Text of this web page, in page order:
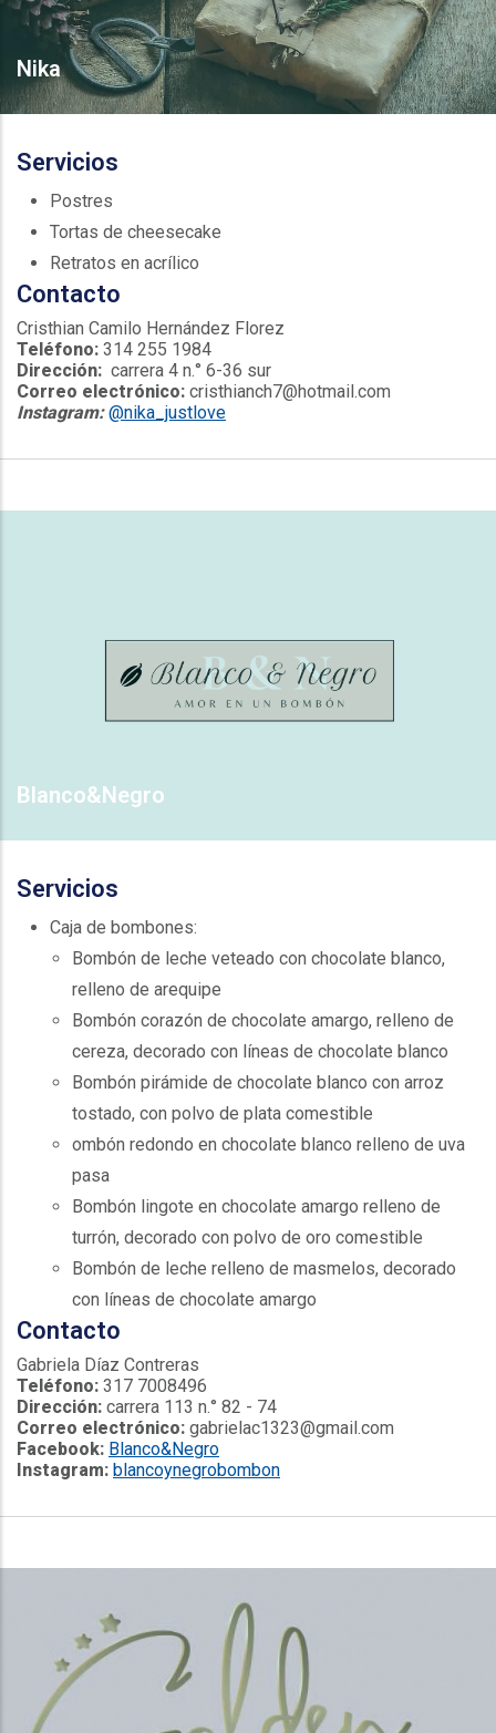
Nika
Servicios
Postres
Tortas de cheesecake
Retratos en acrílico
Contacto
Cristhian Camilo Hernández Florez
Teléfono: 314 255 1984
Dirección: carrera 4 n.° 6-36 sur
Correo electrónico: cristhianch7@hotmail.com
Instagram: @nika_justlove
Blanco&Negro
Servicios
Caja de bombones:
Bombón de leche veteado con chocolate blanco,
relleno de arequipe
Bombón corazón de chocolate amargo, relleno de
cereza, decorado con líneas de chocolate blanco
Bombón pirámide de chocolate blanco con arroz
tostado, con polvo de plata comestible
ombón redondo en chocolate blanco relleno de uva
pasa
Bombón lingote en chocolate amargo relleno de
turrón, decorado con polvo de oro comestible
Bombón de leche relleno de masmelos, decorado
con líneas de chocolate amargo
Contacto
Gabriela Díaz Contreras
Teléfono: 317 7008496
Dirección: carrera 113 n.° 82 - 74
Correo electrónico: gabrielac1323@gmail.com
Facebook: Blanco&Negro
Instagram: blancoynegrobombon